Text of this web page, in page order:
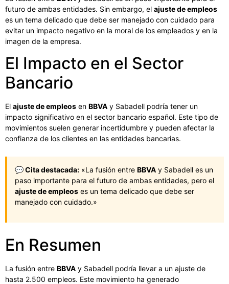
futuro de ambas entidades. Sin embargo, el ajuste de empleos
es un tema delicado que debe ser manejado con cuidado para
evitar un impacto negativo en la moral de los empleados y en la
imagen de la empresa.
El Impacto en el Sector
Bancario
El ajuste de empleos en BBVA y Sabadell podría tener un
impacto significativo en el sector bancario español. Este tipo de
movimientos suelen generar incertidumbre y pueden afectar la
confianza de los clientes en las entidades bancarias.
💬 Cita destacada: «La fusión entre BBVA y Sabadell es un
paso importante para el futuro de ambas entidades, pero el
ajuste de empleos es un tema delicado que debe ser
manejado con cuidado.»
En Resumen
La fusión entre BBVA y Sabadell podría llevar a un ajuste de
hasta 2.500 empleos. Este movimiento ha generado